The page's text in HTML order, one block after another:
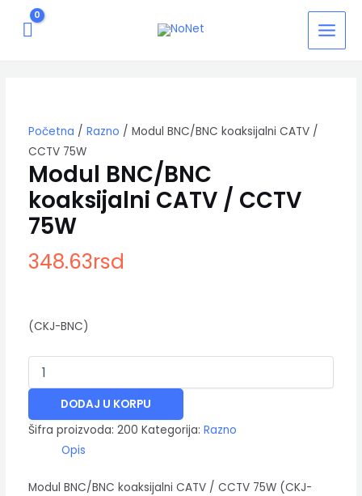
MAIN
MENU
Početna / Razno / Modul BNC/BNC koaksijalni CATV /
CCTV 75W
Modul BNC/BNC
koaksijalni CATV / CCTV
75W
348.63rsd
(CKJ-BNC)
/
CCTV
75W
količina
DODAJ U KORPU
Šifra proizvoda: 200 Kategorija: Razno
Opis
Modul BNC/BNC koaksijalni CATV / CCTV 75W (CKJ-